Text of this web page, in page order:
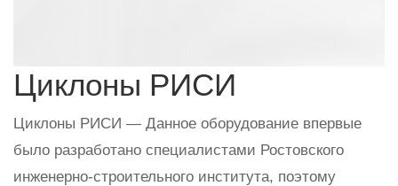
Циклоны РИСИ
Циклоны РИСИ — Данное оборудование впервые
было разработано специалистами Ростовского
инженерно-строительного института, поэтому